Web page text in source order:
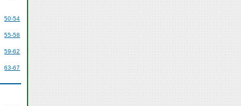
50-54
55-58
59-62
63-67